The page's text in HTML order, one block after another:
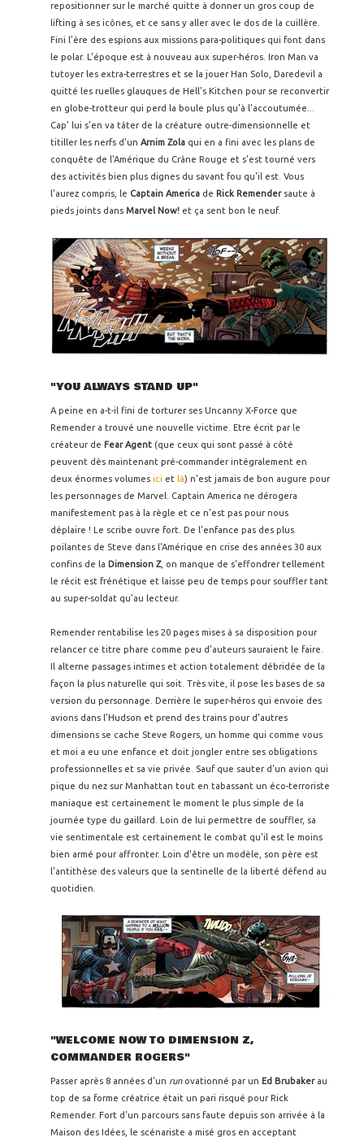
repositionner sur le marché quitte à donner un gros coup de
lifting à ses icônes, et ce sans y aller avec le dos de la cuillère.
Fini l'ère des espions aux missions para-politiques qui font dans
le polar. L'époque est à nouveau aux super-héros. Iron Man va
tutoyer les extra-terrestres et se la jouer Han Solo, Daredevil a
quitté les ruelles glauques de Hell's Kitchen pour se reconvertir
en globe-trotteur qui perd la boule plus qu'à l'accoutumée...
Cap' lui s'en va tâter de la créature outre-dimensionnelle et
titiller les nerfs d'un Arnim Zola qui en a fini avec les plans de
conquête de l'Amérique du Crâne Rouge et s'est tourné vers
des activités bien plus dignes du savant fou qu'il est. Vous
l'aurez compris, le Captain America de Rick Remendersaute à
pieds joints dans Marvel Now! et ça sent bon le neuf.
"YOU ALWAYS STAND UP"
A peine en a-t-il fini de torturer ses Uncanny X-Force que
Remender a trouvé une nouvelle victime. Etre écrit par le
créateur de Fear Agent (que ceux qui sont passé à côté
peuvent dès maintenant pré-commander intégralement en
deux énormes volumes ici et là) n'est jamais de bon augure pour
les personnages de Marvel. Captain America ne dérogera
manifestement pas à la règle et ce n'est pas pour nous
déplaire ! Le scribe ouvre fort. De l'enfance pas des plus
poilantes de Steve dans l'Amérique en crise des années 30 aux
confins de la Dimension Z, on manque de s'effondrer tellement
le récit est frénétique et laisse peu de temps pour souffler tant
au super-soldat qu'au lecteur.
Remender rentabilise les 20 pages mises à sa disposition pour
relancer ce titre phare comme peu d'auteurs sauraient le faire.
Il alterne passages intimes et action totalement débridée de la
façon la plus naturelle qui soit. Très vite, il pose les bases de sa
version du personnage. Derrière le super-héros qui envoie des
avions dans l'Hudson et prend des trains pour d'autres
dimensions se cache Steve Rogers, un homme qui comme vous
et moi a eu une enfance et doit jongler entre ses obligations
professionnelles et sa vie privée. Sauf que sauter d'un avion qui
pique du nez sur Manhattan tout en tabassant un éco-terroriste
maniaque est certainement le moment le plus simple de la
journée type du gaillard. Loin de lui permettre de souffler, sa
vie sentimentale est certainement le combat qu'il est le moins
bien armé pour affronter. Loin d'être un modèle, son père est
l'antithèse des valeurs que la sentinelle de la liberté défend au
quotidien.
"WELCOME NOW TO DIMENSION Z,
COMMANDER ROGERS"
Passer après 8 années d'un runovationné par un Ed Brubakerau
top de sa forme créatrice était un pari risqué pour Rick
Remender. Fort d'un parcours sans faute depuis son arrivée à la
Maison des Idées, le scénariste a misé gros en acceptant